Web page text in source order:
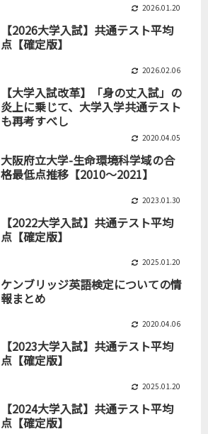
2026.01.20
【2026大学入試】共通テスト平均
点【確定版】
2026.02.06
【大学入試改革】「身の丈入試」の
炎上に乗じて、大学入学共通テスト
も再考すべし
2020.04.05
大阪府立大学-生命環境科学域の合
格最低点推移【2010～2021】
2023.01.30
【2022大学入試】共通テスト平均
点【確定版】
2025.01.20
ケンブリッジ英語検定についての情
報まとめ
2020.04.06
【2023大学入試】共通テスト平均
点【確定版】
2025.01.20
【2024大学入試】共通テスト平均
点【確定版】